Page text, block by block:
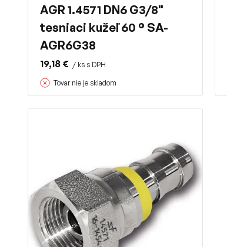
AGR 1.4571 DN6 G3/8"
tesniaci kužeľ 60 ° SA-
AGR6G38
19,18 € / ks s DPH
Tovar nie je skladom